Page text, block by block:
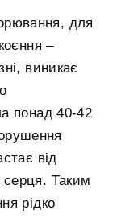
для
–
виникає
понад 40-42
від
серця. Таким
рідко